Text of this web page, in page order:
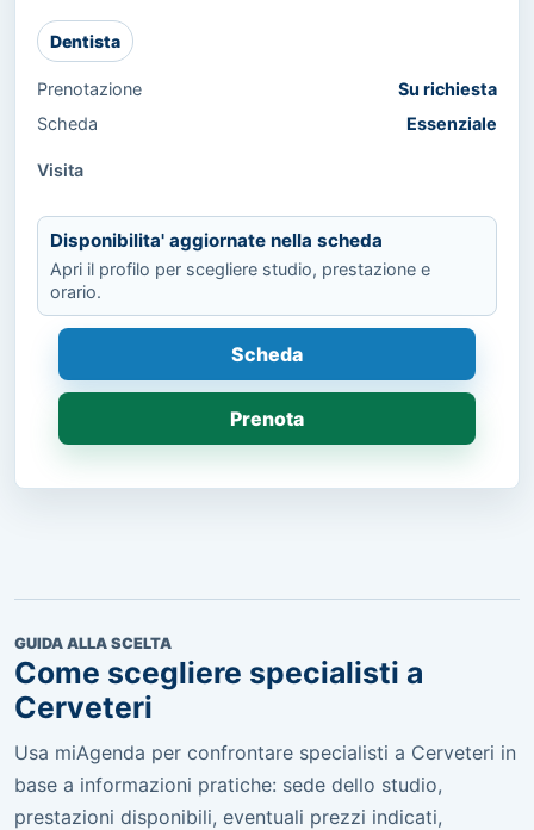
Dentista
Prenotazione
Su richiesta
Scheda
Essenziale
Visita
Disponibilita' aggiornate nella scheda
Apri il profilo per scegliere studio, prestazione e
orario.
Scheda
Prenota
GUIDA ALLA SCELTA
Come scegliere specialisti a
Cerveteri
Usa miAgenda per confrontare specialisti a Cerveteri in
base a informazioni pratiche: sede dello studio,
prestazioni disponibili, eventuali prezzi indicati,